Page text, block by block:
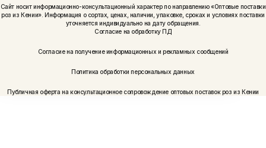
Сайт носит информационно-консультационный характер по направлению «Оптовые поставки
роз из Кении». Информация о сортах, ценах, наличии, упаковке, сроках и условиях поставки
уточняется индивидуально на дату обращения.
Согласие на обработку ПД
Согласие на получение информационных и рекламных сообщений
Политика обработки персональных данных
Публичная оферта на консультационное сопровождение оптовых поставок роз из Кении